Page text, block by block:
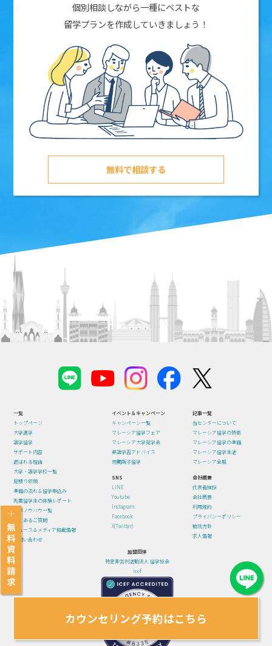
個別相談しながら一種にベストな
留学プランを作成していきましょう！
無料で相談する
一覧
トップページ
大学進学
語学留学
サポート内容
選ばれる理由
大学・語学学校一覧
見積り依頼
準備の流れ＆留学申込み
先輩留学生の体験レポート
留学ノウハウ一覧
よくあるご質問
ニュース＆メディア掲載情報
お問い合わせ
イベント＆キャンペーン
キャンペーン一覧
マレーシア留学フェア
マレーシア大学見学会
英語学習アドバイス
短期親子留学
記事一覧
当センターについて
マレーシア留学の特徴
マレーシア留学の準備
マレーシア留学生活
マレーシア全般
SNS
LINE
Youtube
Instagram
Facebook
X(Twitter)
会社概要
代表者挨拶
会社概要
利用規約
プライバシーポリシー
勧誘方針
求人情報
加盟団体
特定非営利活動法人 留学協会
icef
カウンセリング予約はこちら